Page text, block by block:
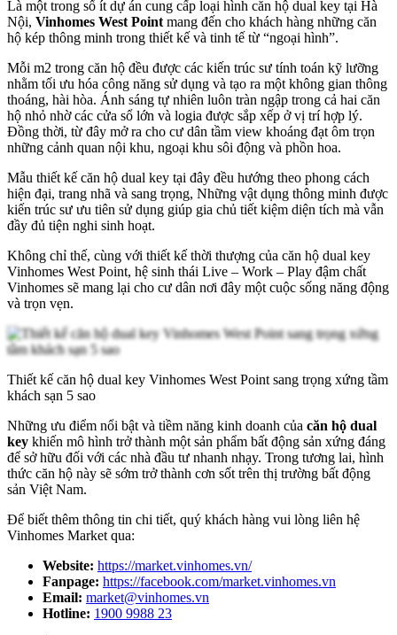
Là một trong số ít dự án cung cấp loại hình căn hộ dual key tại Hà
Nội, Vinhomes West Pointmang đến cho khách hàng những căn
hộ kép thông minh trong thiết kế và tinh tế từ “ngoại hình”.
Mỗi m2 trong căn hộ đều được các kiến trúc sư tính toán kỹ lưỡng
nhằm tối ưu hóa công năng sử dụng và tạo ra một không gian thông
thoáng, hài hòa. Ánh sáng tự nhiên luôn tràn ngập trong cả hai căn
hộ nhỏ nhờ các cửa sổ lớn và logia được sắp xếp ở vị trí hợp lý.
Đồng thời, từ đây mở ra cho cư dân tầm view khoáng đạt ôm trọn
những cảnh quan nội khu, ngoại khu sôi động và phồn hoa.
Mẫu thiết kế căn hộ dual key tại đây đều hướng theo phong cách
hiện đại, trang nhã và sang trọng, Những vật dụng thông minh được
kiến trúc sư ưu tiên sử dụng giúp gia chủ tiết kiệm diện tích mà vẫn
đầy đủ tiện nghi sinh hoạt.
Không chỉ thế, cùng với thiết kế thời thượng của căn hộ dual key
Vinhomes West Point, hệ sinh thái Live – Work – Play đậm chất
Vinhomes sẽ mang lại cho cư dân nơi đây một cuộc sống năng động
và trọn vẹn.
Thiết kế căn hộ dual key Vinhomes West Point sang trọng xứng tầm
khách sạn 5 sao
Những ưu điểm nổi bật và tiềm năng kinh doanh của căn hộ dual
key khiến mô hình trở thành một sản phẩm bất động sản xứng đáng
để sở hữu đối với các nhà đầu tư nhanh nhạy. Trong tương lai, hình
thức căn hộ này sẽ sớm trở thành cơn sốt trên thị trường bất động
sản Việt Nam.
Để biết thêm thông tin chi tiết, quý khách hàng vui lòng liên hệ
Vinhomes Market qua:
Website: https://market.vinhomes.vn/
Fanpage: https://facebook.com/market.vinhomes.vn
Email: market@vinhomes.vn
Hotline: 1900 9988 23